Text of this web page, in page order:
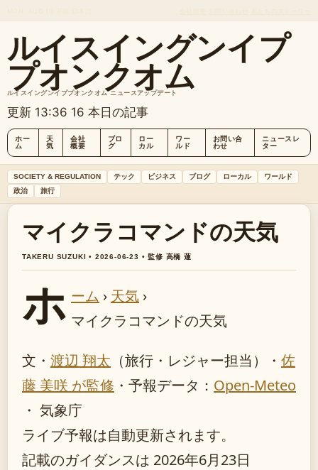
ルイスイングンイプ
プオンクオム
ルイスイングンイププオンクオム ニュースアップデート
更新 13:36 16 本日の記事
ホー
ム
天
気
会社
概要
ブロ
グ
ロー
カル
ワー
ルド
お問い合
わせ
ニュースレ
ター
SOCIETY & REGULATION テック ビジネス ブログ ローカル
ワールド
政治
旅行
マイクラコマンドの天気
TAKERU SUZUKI • 2026-06-23 • 監修 高橋 蓮
ホ ーム › 天気 ›
マイクラコマンドの天気
文・ 渡辺 翔太 （旅行・レジャー担当） ・ 佐
藤 美咲 が監修 ・ 予報データ： Open-Meteo
・ 気象庁
ライブ予報は自動更新されます。
記載のガイダンスは 2026年6月23日